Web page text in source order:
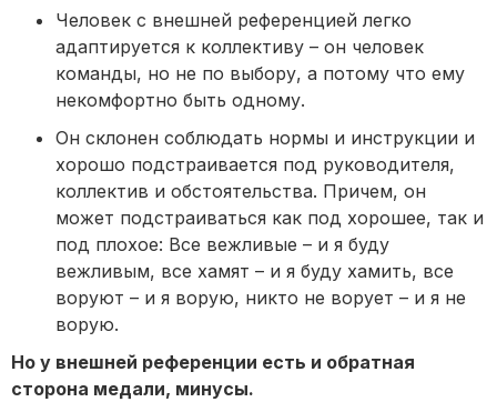
Человек с внешней референцией легко
адаптируется к коллективу – он человек
команды, но не по выбору, а потому что ему
некомфортно быть одному.
Он склонен соблюдать нормы и инструкции и
хорошо подстраивается под руководителя,
коллектив и обстоятельства. Причем, он
может подстраиваться как под хорошее, так и
под плохое: Все вежливые – и я буду
вежливым, все хамят – и я буду хамить, все
воруют – и я ворую, никто не ворует – и я не
ворую.
Но у внешней референции есть и обратная
сторона медали, минусы.